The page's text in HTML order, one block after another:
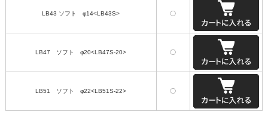
LB43 ソフト φ14<LB43S> 〇
LB47 ソフト φ20<LB47S-20> 〇
LB51 ソフト φ22<LB51S-22> 〇